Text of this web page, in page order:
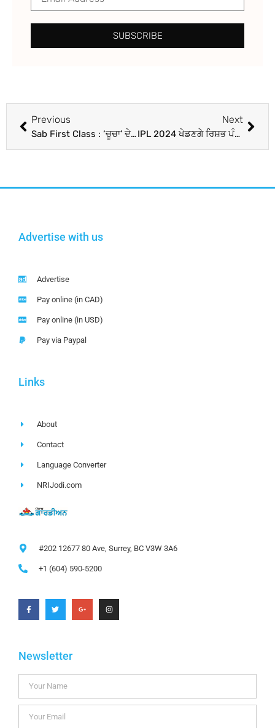
SUBSCRIBE
Previous
Sab First Class : ‘ਚੂਚਾ’ ਦੇ ਨਾਲ Shehnaaz Gill ਦੀ ਨਵੀਂ ਫਿਲਮ ਦਾ ਐਲਾਨ, ‘ਸਬ ਫਸਟ ਕਲਾਸ’ ਦੀ ਸ਼ੂਟਿੰਗ ਸ਼ੁਰੂ
Next
IPL 2024 ਖੇਡਣਗੇ ਰਿਸ਼ਭ ਪੰਤ ! ਦਿੱਲੀ ਕੈਪੀਟਲਜ਼ ਦੇ ਸਹਿ-ਮਾਲਕ ਨੇ ਦਿੱਤਾ ਵੱਡਾ ਅਪਡੇਟ
Advertise with us
Advertise
Pay online (in CAD)
Pay online (in USD)
Pay via Paypal
Links
About
Contact
Language Converter
NRIJodi.com
#202 12677 80 Ave, Surrey, BC V3W 3A6
+1 (604) 590-5200
Newsletter